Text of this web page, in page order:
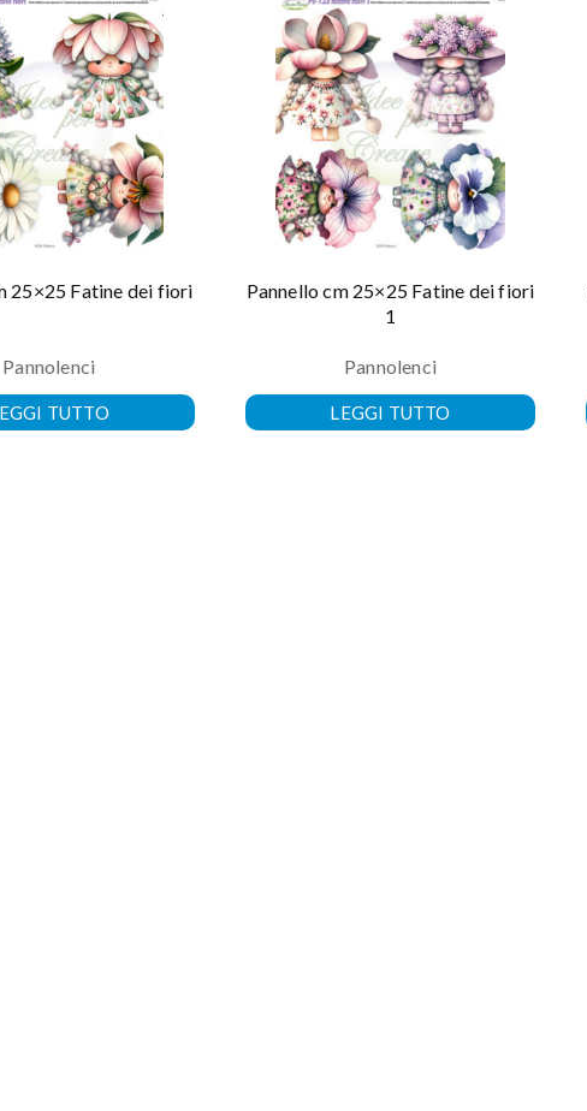
25×25 Fatine dei fiori
Pannolenci
TUTTO
Pannello cm 25×25 Fatine dei fiori
1
Pannolenci
LEGGI TUTTO